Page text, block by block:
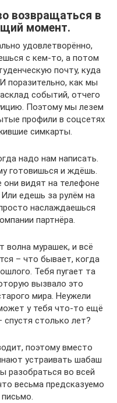
возвращаться в
момент.
удовлетворённо,
с кем-то, а потом
почту, куда
поразительно, как мы
событий, отчего
Поэтому мы лезем
профили в соцсетях
симкарты.
надо нам написать.
готовишься и ждёшь.
видят на телефоне
едешь за рулём на
наслаждаешься
партнёра.
волна мурашек, и всё
– что бывает, когда
Тебя пугает та
вызвало это
мира. Неужели
у тебя что-то ещё
спустя столько лет?
поэтому вместо
устраивать шабаш
разобраться во всей
весьма предсказуемо